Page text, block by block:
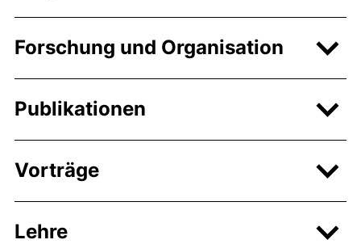
Forschung und Organisation
Publikationen
Vorträge
Lehre